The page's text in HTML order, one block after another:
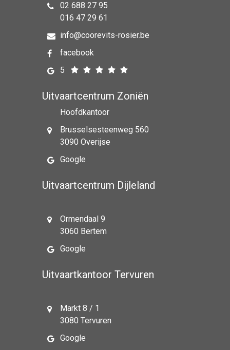
02 688 27 95
016 47 29 61
info@coorevits-rosier.be
facebook
5
Uitvaartcentrum Zoniën
Hoofdkantoor
Brusselsesteenweg 560
3090 Overijse
Google
Uitvaartcentrum Dijleland
Ormendaal 9
3060 Bertem
Google
Uitvaartkantoor Tervuren
Markt 8 / 1
3080 Tervuren
Google